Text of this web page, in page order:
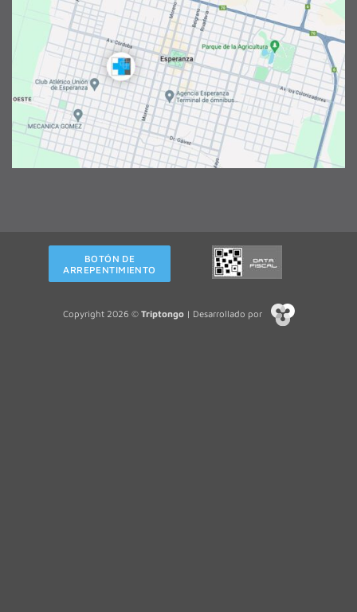
BOTÓN DE
ARREPENTIMIENTO
Copyright 2026 © Triptongo| Desarrollado por